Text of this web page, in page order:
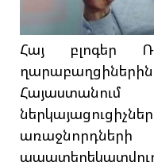
Հայ բլոգեր